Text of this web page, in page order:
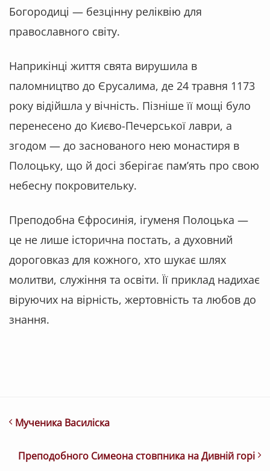
Богородиці — безцінну реліквію для
православного світу.
Наприкінці життя свята вирушила в
паломництво до Єрусалима, де 24 травня 1173
року відійшла у вічність. Пізніше її мощі було
перенесено до Києво-Печерської лаври, а
згодом — до заснованого нею монастиря в
Полоцьку, що й досі зберігає пам’ять про свою
небесну покровительку.
Преподобна Єфросинія, ігуменя Полоцька —
це не лише історична постать, а духовний
дороговказ для кожного, хто шукає шлях
молитви, служіння та освіти. Її приклад надихає
віруючих на вірність, жертовність та любов до
знання.
Мученика Василіска
Преподобного Симеона стовпника на Дивній горі